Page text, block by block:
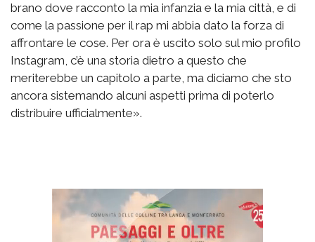
brano dove racconto la mia infanzia e la mia città, e di
come la passione per il rap mi abbia dato la forza di
affrontare le cose. Per ora è uscito solo sul mio profilo
Instagram, c’è una storia dietro a questo che
meriterebbe un capitolo a parte, ma diciamo che sto
ancora sistemando alcuni aspetti prima di poterlo
distribuire ufficialmente».